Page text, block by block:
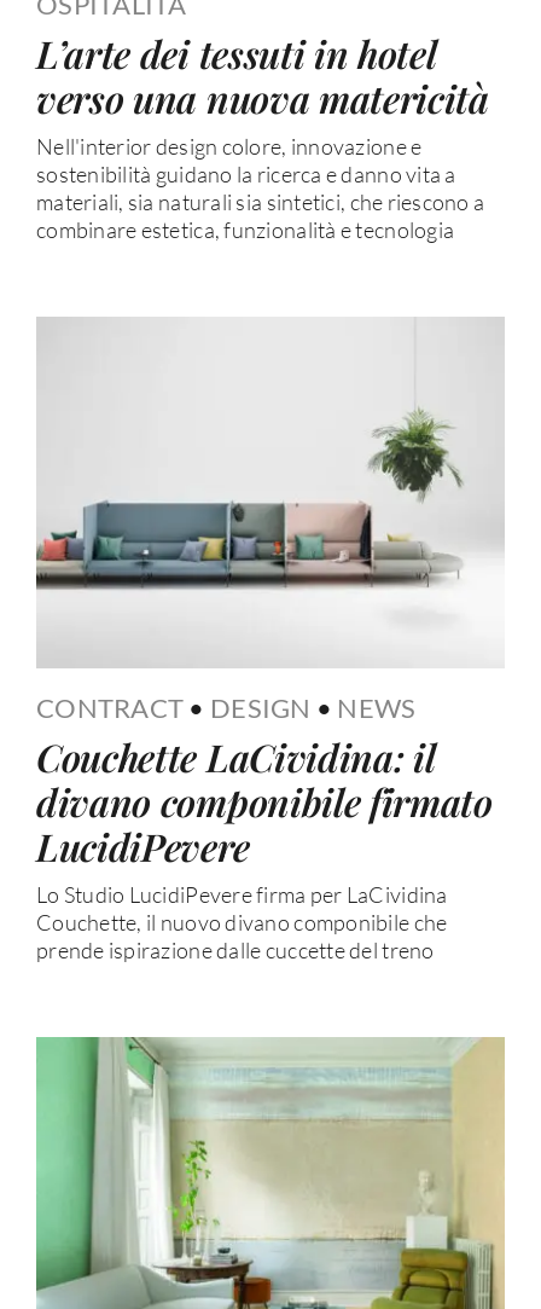
L’arte dei tessuti in hotel
verso una nuova matericità
Nell'interior design colore, innovazione e
sostenibilità guidano la ricerca e danno vita a
materiali, sia naturali sia sintetici, che riescono a
combinare estetica, funzionalità e tecnologia
CONTRACT • DESIGN • NEWS
Couchette LaCividina: il
divano componibile firmato
LucidiPevere
Lo Studio LucidiPevere firma per LaCividina
Couchette, il nuovo divano componibile che
prende ispirazione dalle cuccette del treno